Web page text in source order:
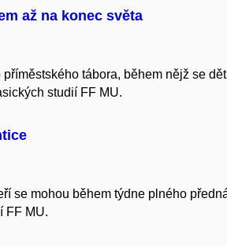
až na konec světa
tábora, během nějž se
studií FF MU.
se mohou během týdne plného
FF MU.